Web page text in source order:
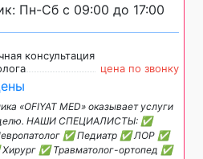
Пн-Сб с 09:00 до 17:00
консультация
цена по звонку
«OFIYAT MED» оказывает услуги
НАШИ СПЕЦИАЛИСТЫ: ✅
✅ Педиатр ✅ ЛОР ✅
✅ Травматолог-ортопед ✅